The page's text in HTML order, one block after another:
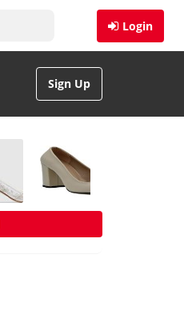
Login
Sign Up